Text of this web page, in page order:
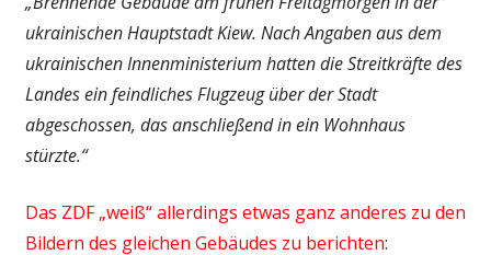
ukrainischen Hauptstadt Kiew. Nach Angaben aus dem
ukrainischen Innenministerium hatten die Streitkräfte des
Landes ein feindliches Flugzeug über der Stadt
abgeschossen, das anschließend in ein Wohnhaus
stürzte.“
Das ZDF „weiß“ allerdings etwas ganz anderes zu den
Bildern des gleichen Gebäudes zu berichten: